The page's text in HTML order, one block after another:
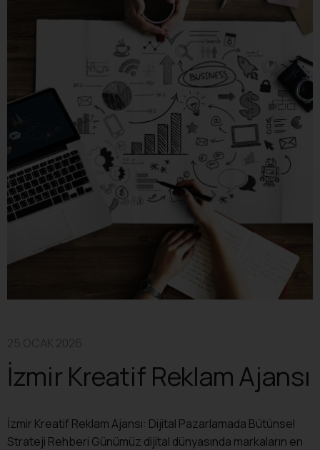
İzmir Kreatif Reklam Ajansı
İzmir Kreatif Reklam Ajansı: Dijital Pazarlamada Bütünsel
Strateji Rehberi Günümüz dijital dünyasında markaların en